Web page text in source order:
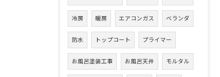
冷房 暖房 エアコンガス ベランダ
防水 トップコート プライマー
お風呂塗装工事 お風呂天井 モルタル